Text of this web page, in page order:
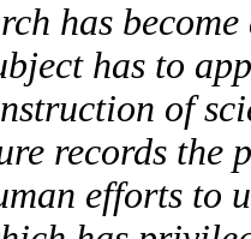
has
has to
of
records the
efforts to